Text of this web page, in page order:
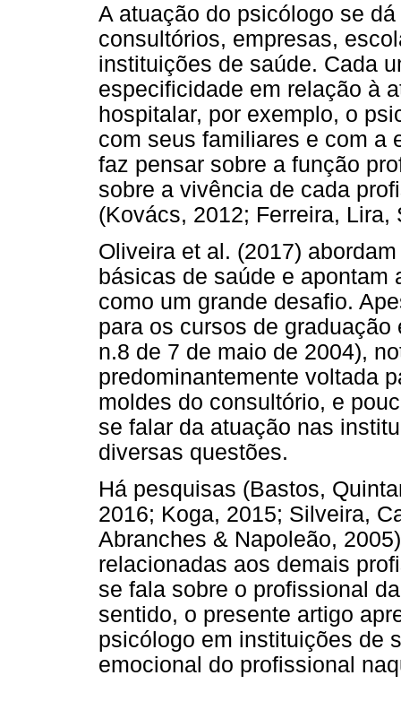
A atuação do psicólogo se
consultórios, empresas,
instituições de saúde. Cada
especificidade em relação à
hospitalar, por exemplo, o
com seus familiares e com a
faz pensar sobre a função
sobre a vivência de cada
(Kovács, 2012; Ferreira,
Oliveira et al. (2017)
básicas de saúde e apontam
como um grande desafio.
para os cursos de
n.8 de 7 de maio de 2004),
predominantemente voltada
moldes do consultório, e
se falar da atuação nas
diversas questões.
Há pesquisas (Bastos,
2016; Koga, 2015; Silveira,
Abranches & Napoleão,
relacionadas aos demais
se fala sobre o profissional
sentido, o presente artigo
psicólogo em instituições de
emocional do profissional